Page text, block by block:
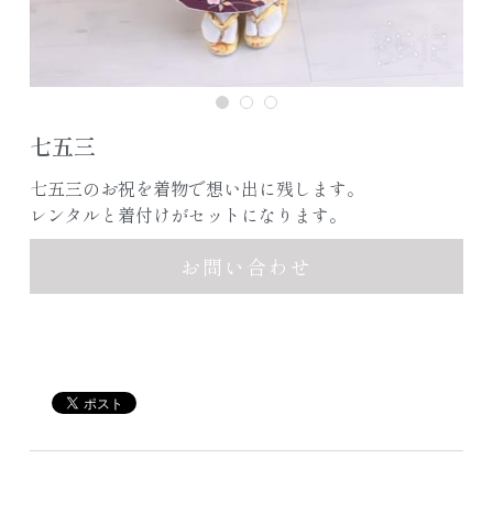
七五三
七五三のお祝を着物で想い出に残します。
レンタルと着付けがセットになります。
お問い合わせ